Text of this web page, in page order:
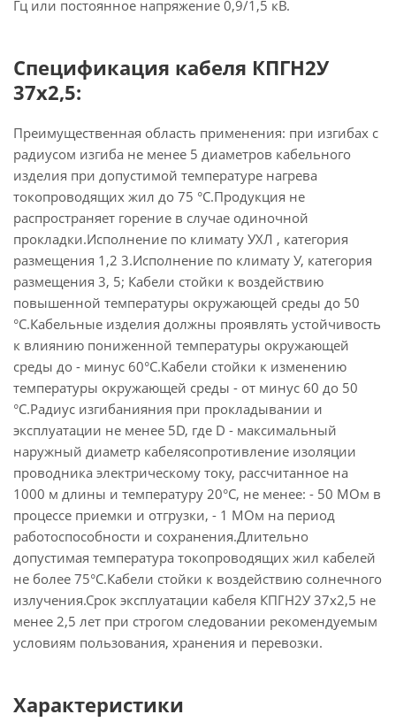
Гц или постоянное напряжение 0,9/1,5 кВ.
Спецификация кабеля КПГН2У
37х2,5:
Преимущественная область применения: при изгибах с
радиусом изгиба не менее 5 диаметров кабельного
изделия при допустимой температуре нагрева
токопроводящих жил до 75 °С.Продукция не
распространяет горение в случае одиночной
прокладки.Исполнение по климату УХЛ , категория
размещения 1,2 3.Исполнение по климату У, категория
размещения 3, 5; Кабели стойки к воздействию
повышенной температуры окружающей среды до 50
°С.Кабельные изделия должны проявлять устойчивость
к влиянию пониженной температуры окружающей
среды до - минус 60°С.Кабели стойки к изменению
температуры окружающей среды - от минус 60 до 50
°С.Радиус изгибанияния при прокладывании и
эксплуатации не менее 5D, где D - максимальный
наружный диаметр кабелясопротивление изоляции
проводника электрическому току, рассчитанное на
1000 м длины и температуру 20°С, не менее: - 50 МОм в
процессе приемки и отгрузки, - 1 МОм на период
работоспособности и сохранения.Длительно
допустимая температура токопроводящих жил кабелей
не более 75°С.Кабели стойки к воздействию солнечного
излучения.Срок эксплуатации кабеля КПГН2У 37х2,5 не
менее 2,5 лет при строгом следовании рекомендуемым
условиям пользования, хранения и перевозки.
Характеристики